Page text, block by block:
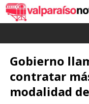
Gobierno
contratar
modalidad